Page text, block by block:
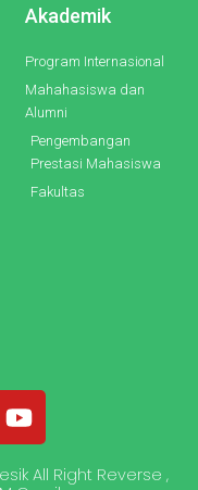
Akademik
Program Internasional
Mahahasiswa dan
Alumni
Pengembangan
Prestasi Mahasiswa
Fakultas
Y
o
tAll Right Reverse ,